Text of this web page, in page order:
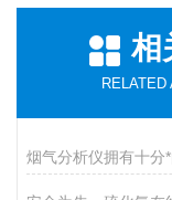
相
RELATED
烟气分析仪拥有十分